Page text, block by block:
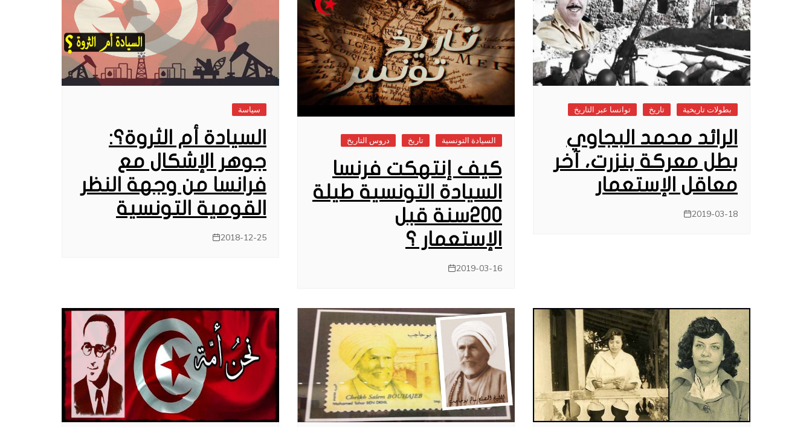
بطولات تاريخية تاريخ توانسا عبر التاريخ
الرائد محمد البجاوي
بطل معركة بنزرت، آخر
معاقل الإستعمار
2019-03-18
السيادة التونسية تاريخ دروس التاريخ
كيف إنتهكت فرنسا
السيادة التونسية طيلة
200سنة قبل
الإستعمار ؟
2019-03-16
سياسة
السيادة أم الثروة؟:
جوهر الإشكال مع
فرانسا من وجهة النظر
القومية التونسية
2018-12-25